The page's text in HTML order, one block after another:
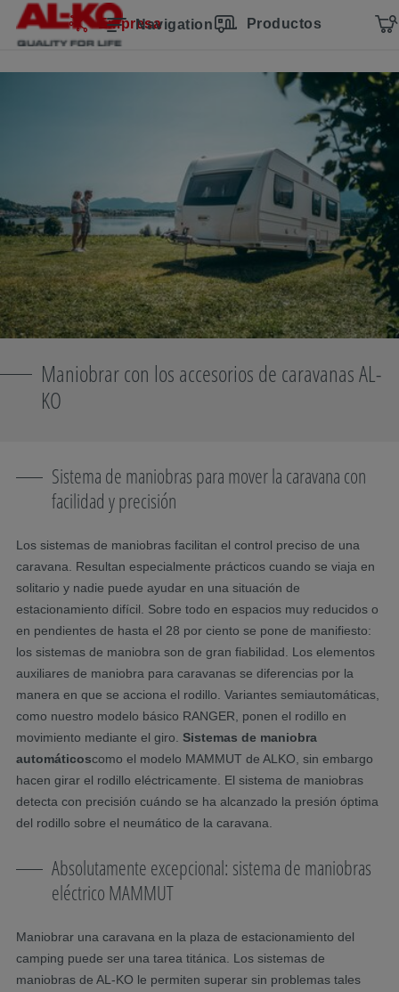
Saltar la navegación
Ir al contenido principal
Saltar a la navegación principal
Índice Navigation
Empresa Productos
Maniobrar con los accesorios de caravanas AL-
KO
Sistema de maniobras para mover la caravana con
facilidad y precisión
Los sistemas de maniobras facilitan el control preciso de una
caravana. Resultan especialmente prácticos cuando se viaja en
solitario y nadie puede ayudar en una situación de
estacionamiento difícil. Sobre todo en espacios muy reducidos o
en pendientes de hasta el 28 por ciento se pone de manifiesto:
los sistemas de maniobra son de gran fiabilidad. Los elementos
auxiliares de maniobra para caravanas se diferencias por la
manera en que se acciona el rodillo. Variantes semiautomáticas,
como nuestro modelo básico RANGER, ponen el rodillo en
movimiento mediante el giro. Sistemas de maniobra
automáticoscomo el modelo MAMMUT de ALKO, sin embargo
hacen girar el rodillo eléctricamente. El sistema de maniobras
detecta con precisión cuándo se ha alcanzado la presión óptima
del rodillo sobre el neumático de la caravana.
Absolutamente excepcional: sistema de maniobras
eléctrico MAMMUT
Maniobrar una caravana en la plaza de estacionamiento del
camping puede ser una tarea titánica. Los sistemas de
maniobras de AL-KO le permiten superar sin problemas tales